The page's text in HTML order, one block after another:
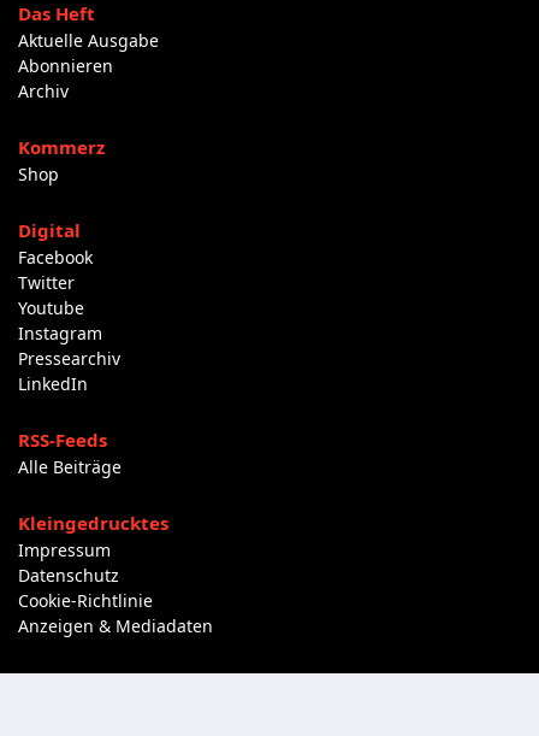
Das Heft
Aktuelle Ausgabe
Abonnieren
Archiv
Kommerz
Shop
Digital
Facebook
Twitter
Youtube
Instagram
Pressearchiv
LinkedIn
RSS-Feeds
Alle Beiträge
Kleingedrucktes
Impressum
Datenschutz
Cookie-Richtlinie
Anzeigen & Mediadaten